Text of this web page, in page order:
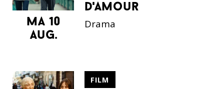
d'amour
Drama
ma 10
aug.
FILM